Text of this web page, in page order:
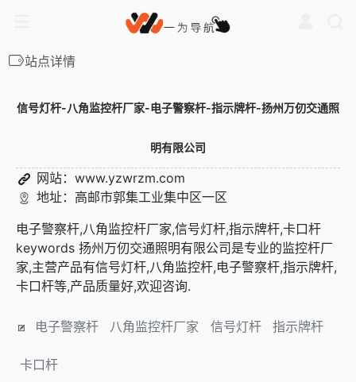
站点详情
信号灯杆-八角监控杆厂家-电子警察杆-指示牌杆-扬州万仞交通照
明有限公司
网站： www.yzwrzm.com
地址：高邮市郭集工业集中区一区
电子警察杆,八角监控杆厂家,信号灯杆,指示牌杆,卡口杆
keywords 扬州万仞交通照明有限公司是专业的监控杆厂
家,主营产品有信号灯杆,八角监控杆,电子警察杆,指示牌杆,
卡口杆等,产品质量好,欢迎咨询.
电子警察杆 八角监控杆厂家 信号灯杆 指示牌杆
卡口杆